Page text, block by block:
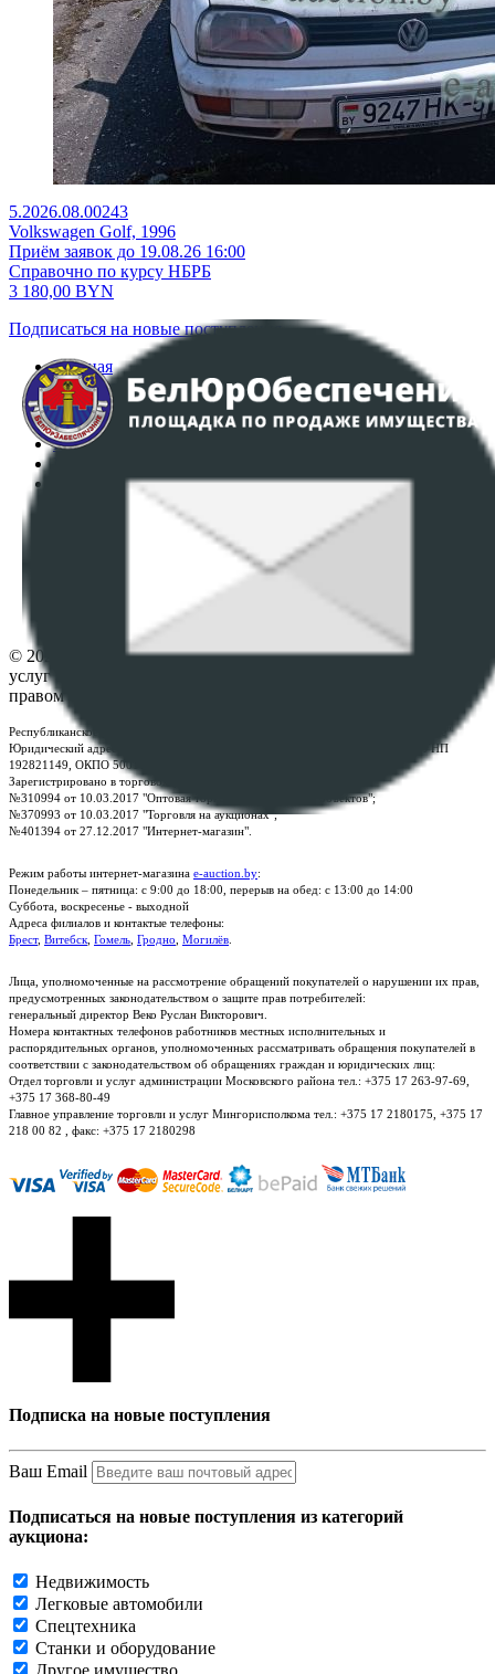
5.2026.08.00243
Volkswagen Golf, 1996
Приём заявок до 19.08.26 16:00
Справочно по курсу НБРБ
3 180,00 BYN
Подписаться на новые поступления
Главная
Аукционы
Интернет-магазин
Регламент организации и проведения торгов
Политика в отношении обработки персональных
ПОЛОЖЕНИЕ О ПОЛИТИКЕ ОБРАБОТКИ COOKIE-
Настройки cookie-файлов
© 2026 Республиканское унитарное предприятие по оказанию
услуг "БелЮрОбеспечение" - Все права защищены авторским
правом
Республиканское унитарное предприятие по оказанию услуг "БелЮрОбеспечение"
Юридический адрес: г. Минск, пр-т. Дзержинского, 1Б, e-mail:
, УНП
192821149, ОКПО 500111895000
Зарегистрировано в торговом реестре Республики Беларусь:
№310994 от 10.03.2017 "Оптовая торговля без торговых объектов";
№370993 от 10.03.2017 "Торговля на аукционах";
№401394 от 27.12.2017 "Интернет-магазин".
Режим работы интернет-магазина e-auction.by:
Понедельник – пятница: с 9:00 до 18:00, перерыв на обед: с 13:00 до 14:00
Суббота, воскресенье - выходной
Адреса филиалов и контактые телефоны:
Брест, Витебск Гомель Гродно Могилёв
Лица, уполномоченные на рассмотрение обращений покупателей о нарушении их прав,
предусмотренных законодательством о защите прав потребителей:
генеральный директор Веко Руслан Викторович.
Номера контактных телефонов работников местных исполнительных и
распорядительных органов, уполномоченных рассматривать обращения покупателей в
соответствии с законодательством об обращениях граждан и юридических лиц:
Отдел торговли и услуг администрации Московского района тел.: +375 17 263-97-69,
+375 17 368-80-49
Главное управление торговли и услуг Мингорисполкома тел.: +375 17 2180175, +375 17
218 00 82 , факс: +375 17 2180298
Подписка на новые поступления
Ваш Email
Подписаться на новые поступления из категорий
аукциона:
Недвижимость
Легковые автомобили
Спецтехника
Станки и оборудование